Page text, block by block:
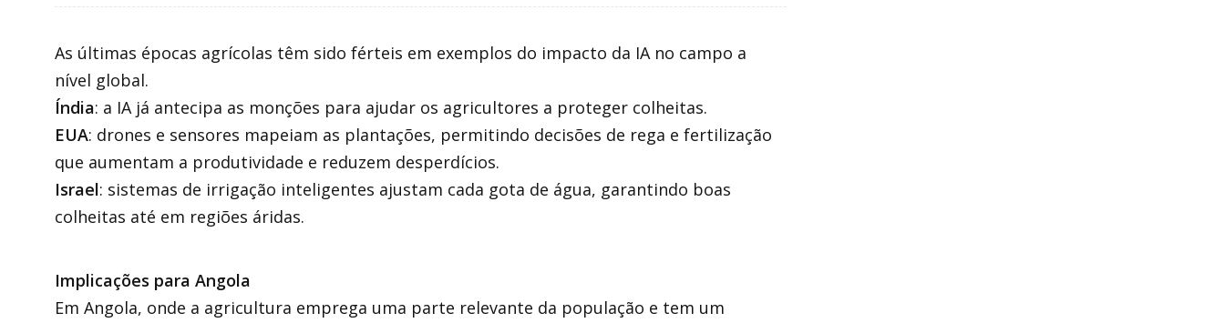
As últimas épocas agrícolas têm sido férteis em exemplos do impacto da IA no campo a
nível global.
Índia: a IA já antecipa as monções para ajudar os agricultores a proteger colheitas.
EUA: drones e sensores mapeiam as plantações, permitindo decisões de rega e fertilização
que aumentam a produtividade e reduzem desperdícios.
Israel: sistemas de irrigação inteligentes ajustam cada gota de água, garantindo boas
colheitas até em regiões áridas.
Implicações para Angola
Em Angola, onde a agricultura emprega uma parte relevante da população e tem um